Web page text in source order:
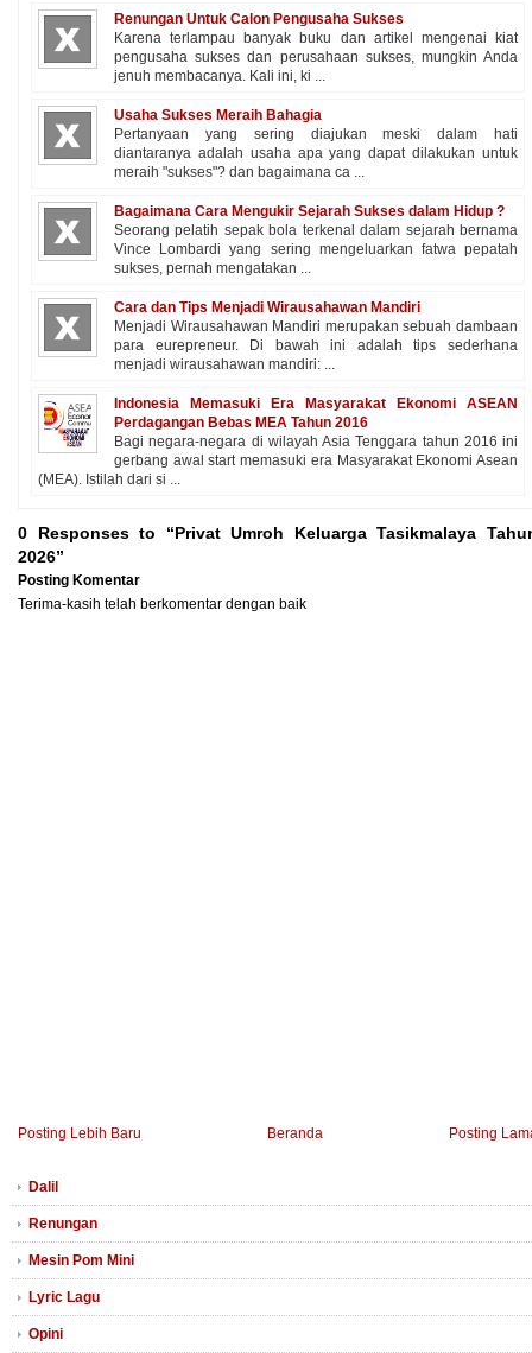
Renungan Untuk Calon Pengusaha Sukses
Karena terlampau banyak buku dan artikel mengenai kiat
pengusaha sukses dan perusahaan sukses, mungkin Anda
jenuh membacanya. Kali ini, ki ...
Usaha Sukses Meraih Bahagia
Pertanyaan yang sering diajukan meski dalam hati
diantaranya adalah usaha apa yang dapat dilakukan untuk
meraih "sukses"? dan bagaimana ca ...
Bagaimana Cara Mengukir Sejarah Sukses dalam Hidup ?
Seorang pelatih sepak bola terkenal dalam sejarah bernama
Vince Lombardi yang sering mengeluarkan fatwa pepatah
sukses, pernah mengatakan ...
Cara dan Tips Menjadi Wirausahawan Mandiri
Menjadi Wirausahawan Mandiri merupakan sebuah dambaan
para eurepreneur. Di bawah ini adalah tips sederhana
menjadi wirausahawan mandiri: ...
Indonesia Memasuki Era Masyarakat Ekonomi ASEAN
Perdagangan Bebas MEA Tahun 2016
Bagi negara-negara di wilayah Asia Tenggara tahun 2016 ini
gerbang awal start memasuki era Masyarakat Ekonomi Asean
(MEA). Istilah dari si ...
0 Responses to “Privat Umroh Keluarga Tasikmalaya
2026”
Posting Komentar
Terima-kasih telah berkomentar dengan baik
Posting Lebih Baru Posting
Beranda
Dalil
Renungan
Mesin Pom Mini
Lyric Lagu
Opini